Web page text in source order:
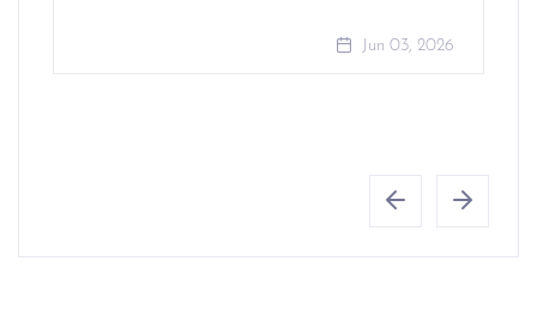
Jun 03, 2026